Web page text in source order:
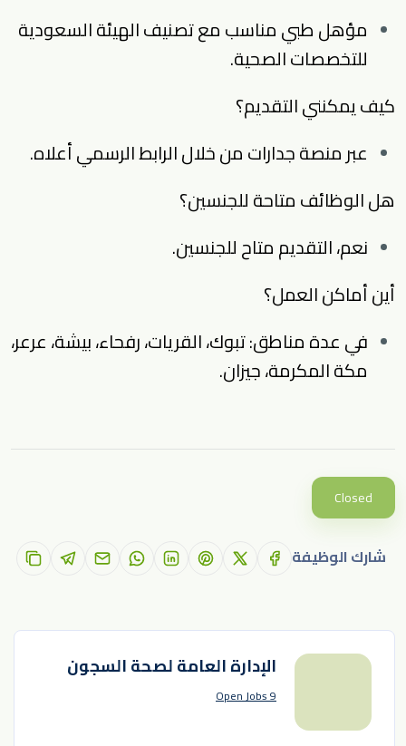
مؤهل طبي مناسب مع تصنيف الهيئة السعودية
للتخصصات الصحية.
كيف يمكنني التقديم؟
عبر منصة جدارات من خلال الرابط الرسمي أعلاه.
هل الوظائف متاحة للجنسين؟
نعم، التقديم متاح للجنسين.
أين أماكن العمل؟
في عدة مناطق: تبوك، القريات، رفحاء، بيشة، عرعر،
مكة المكرمة، جيزان.
Closed
شارك الوظيفة
الإدارة العامة لصحة السجون
9 Open Jobs